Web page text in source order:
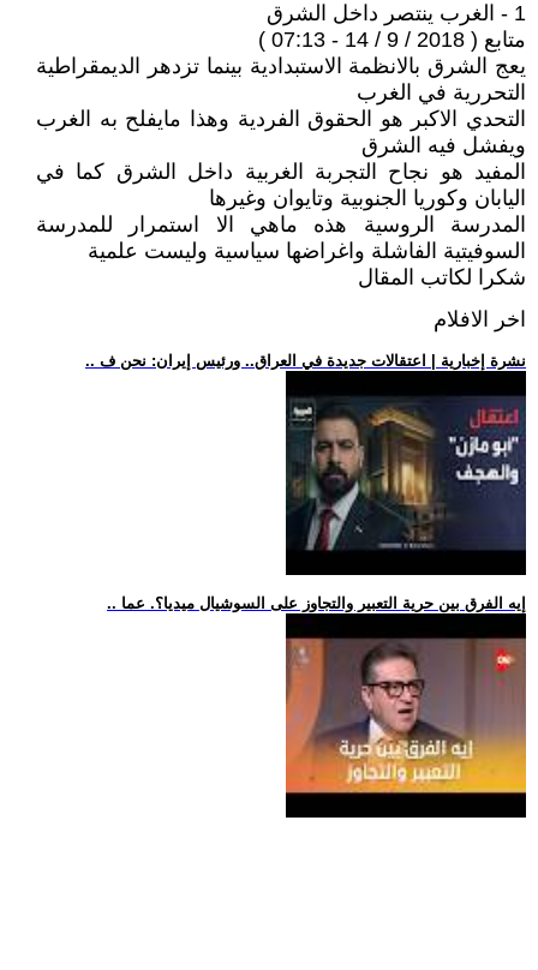
1 - الغرب ينتصر داخل الشرق
متابع ( 2018 / 9 / 14 - 07:13 )
يعج الشرق بالانظمة الاستبدادية بينما تزدهر الديمقراطية
التحررية في الغرب
التحدي الاكبر هو الحقوق الفردية وهذا مايفلح به الغرب
ويفشل فيه الشرق
المفيد هو نجاح التجربة الغربية داخل الشرق كما في
اليابان وكوريا الجنوبية وتايوان وغيرها
المدرسة الروسية هذه ماهي الا استمرار للمدرسة
السوفيتية الفاشلة واغراضها سياسية وليست علمية
شكرا لكاتب المقال
اخر الافلام
.. نشرة إخبارية | اعتقالات جديدة في العراق.. ورئيس إيران: نحن ف
.. إيه الفرق بين حرية التعبير والتجاوز على السوشيال ميديا؟. عما